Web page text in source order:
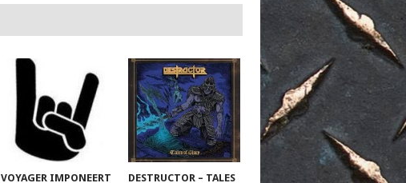
VOYAGER IMPONEERT DESTRUCTOR – TALES